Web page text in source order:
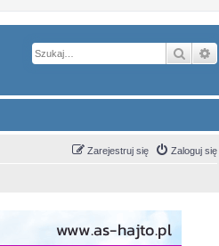
Szukaj
Zaloguj się
Zarejestruj się